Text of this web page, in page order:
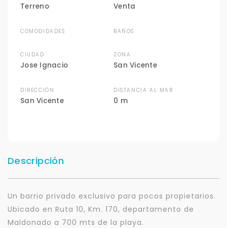
Terreno Venta
COMODIDADES BAÑOS
CIUDAD
Jose Ignacio
ZONA
San Vicente
DIRECCIÓN
San Vicente
DISTANCIA AL MAR
0 m
Descripción
Un barrio privado exclusivo para pocos propietarios.
Ubicado en Ruta 10, Km. 170, departamento de
Maldonado a 700 mts de la playa.